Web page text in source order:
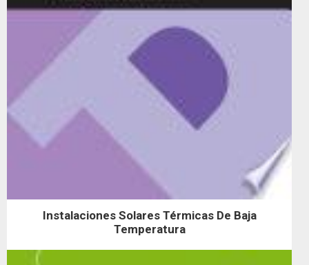
Instalaciones Solares Térmicas De Baja
Temperatura